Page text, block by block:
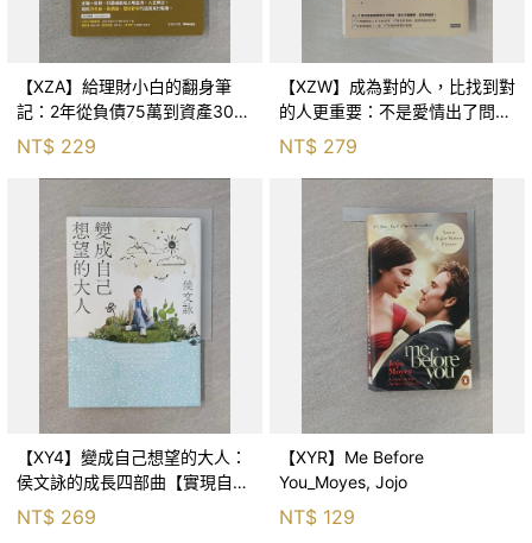
【XZA】給理財小白的翻身筆
記：2年從負債75萬到資產300
萬，ETF讓我走在財務自由路上_
鐵蛋
NT$ 229
【XZW】成為對的人，比找到對
的人更重要：不是愛情出了問
題，而是認知需要升級！_Mr. P
NT$ 279
【XY4】變成自己想望的大人：
侯文詠的成長四部曲【實現自
己】_侯文詠
NT$ 269
【XYR】Me Before
You_Moyes, Jojo
NT$ 129